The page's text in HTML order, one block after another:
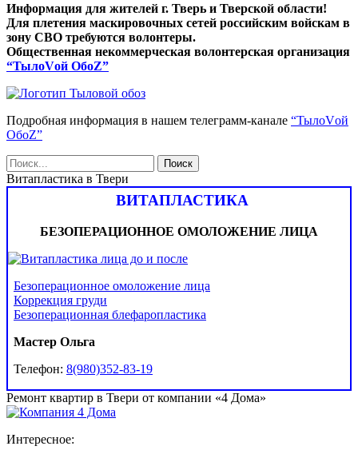
Информация для жителей г. Тверь и Тверской области!
Для плетения маскировочных сетей российским войскам в
зону СВО требуются волонтеры.
Общественная некоммерческая волонтерская организация
“ТылоVой ОбоZ”
Подробная информация в нашем телеграмм-канале “ТылоVой
ОбоZ”
Витапластика в Твери
ВИТАПЛАСТИКА
БЕЗОПЕРАЦИОННОЕ ОМОЛОЖЕНИЕ ЛИЦА
Безоперационное омоложение лица
Коррекция груди
Безоперационная блефаропластика
Мастер Ольга
Телефон: 8(980)352-83-19
Ремонт квартир в Твери от компании «4 Дома»
Интересное: